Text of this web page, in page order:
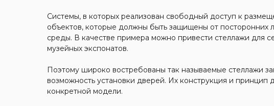
Системы, в которых реализован свободный доступ к
объектов, которые должны быть защищены от посторонних
среды. В качестве примера можно привести стеллажи для
музейных экспонатов.
Поэтому широко востребованы так называемые стеллажи
возможность установки дверей. Их конструкция и принцип
конкретной модели.